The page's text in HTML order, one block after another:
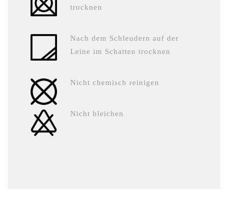
trocknen
Nach dem Schleudern auf der
Leine im Schatten trocknen
Nicht chemisch reinigen
Nicht bleichen